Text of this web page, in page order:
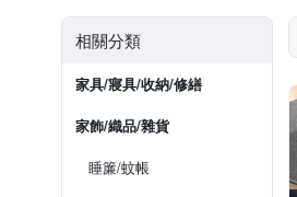
相關分類
家具/寢具/收納/修繕
家飾/織品/雜貨
睡簾/蚊帳